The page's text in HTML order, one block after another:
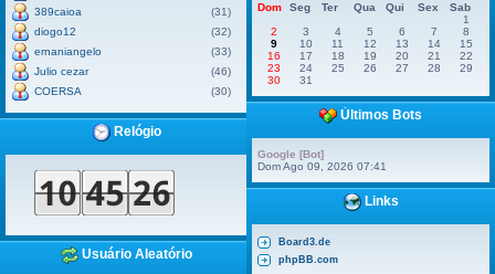
389caioa
(31)
diogo12
(32)
ernaniangelo
(33)
Julio cezar
(46)
COERSA
(30)
Relógio
Usuário Aleatório
Dom
Seg Ter Qua Qui Sex
Sab
1
2
3 4 5 6 7
8
9
10 11 12 13 14
15
16
17 18 19 20 21
22
23
24 25 26 27 28
29
30
31
Últimos Bots
Google [Bot]
Dom Ago 09, 2026 07:41
Links
Board3.de
phpBB.com